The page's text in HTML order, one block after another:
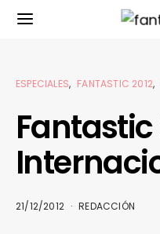
ESPECIALES FANTASTIC 2012
Fantastic
21/12/2012 REDACCIÓN